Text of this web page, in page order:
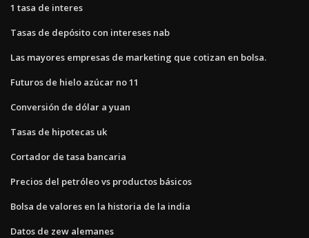
1 tasa de interes
Tasas de depósito con intereses nab
Las mayores empresas de marketing que cotizan en bolsa.
Futuros de hielo azúcar no 11
Conversión de dólar a yuan
Tasas de hipotecas uk
Cortador de tasa bancaria
Precios del petróleo vs productos básicos
Bolsa de valores en la historia de la india
Datos de zew alemanes